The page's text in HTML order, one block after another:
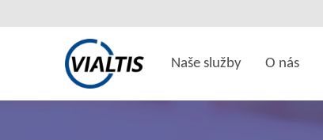
Naše služby O nás